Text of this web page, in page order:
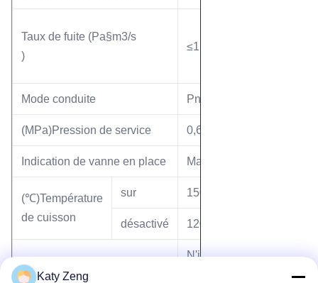
Taux de fuite (Pa§m3/s
)
≤1,3×10
Mode conduite Pneumatique
(MPa)Pression de service 0,6 ～ 0,7
Indication de vanne en place Magnétique
(℃)Température
de cuisson
sur 150
désactivé 120
Position de montage
N'importe
Katy Zeng